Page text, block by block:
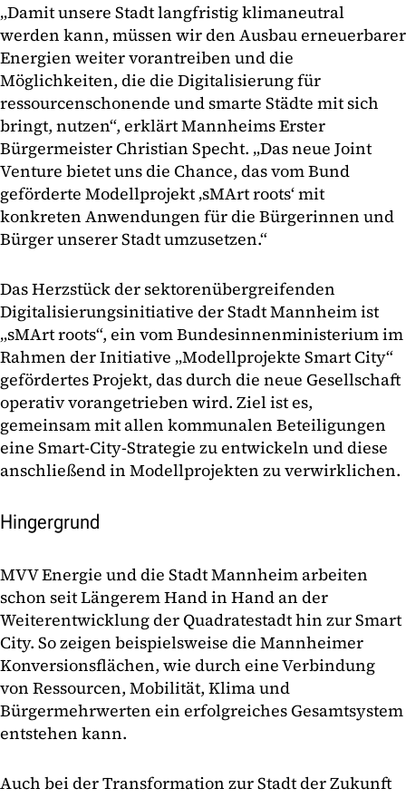
„Damit unsere Stadt langfristig klimaneutral
werden kann, müssen wir den Ausbau erneuerbarer
Energien weiter vorantreiben und die
Möglichkeiten, die die Digitalisierung für
ressourcenschonende und smarte Städte mit sich
bringt, nutzen“, erklärt Mannheims Erster
Bürgermeister Christian Specht. „Das neue Joint
Venture bietet uns die Chance, das vom Bund
geförderte Modellprojekt ‚sMArt roots‘ mit
konkreten Anwendungen für die Bürgerinnen und
Bürger unserer Stadt umzusetzen.“
Das Herzstück der sektorenübergreifenden
Digitalisierungsinitiative der Stadt Mannheim ist
„sMArt roots“, ein vom Bundesinnenministerium im
Rahmen der Initiative „Modellprojekte Smart City“
gefördertes Projekt, das durch die neue Gesellschaft
operativ vorangetrieben wird. Ziel ist es,
gemeinsam mit allen kommunalen Beteiligungen
eine Smart-City-Strategie zu entwickeln und diese
anschließend in Modellprojekten zu verwirklichen.
Hingergrund
MVV Energie und die Stadt Mannheim arbeiten
schon seit Längerem Hand in Hand an der
Weiterentwicklung der Quadratestadt hin zur Smart
City. So zeigen beispielsweise die Mannheimer
Konversionsflächen, wie durch eine Verbindung
von Ressourcen, Mobilität, Klima und
Bürgermehrwerten ein erfolgreiches Gesamtsystem
entstehen kann.
Auch bei der Transformation zur Stadt der Zukunft